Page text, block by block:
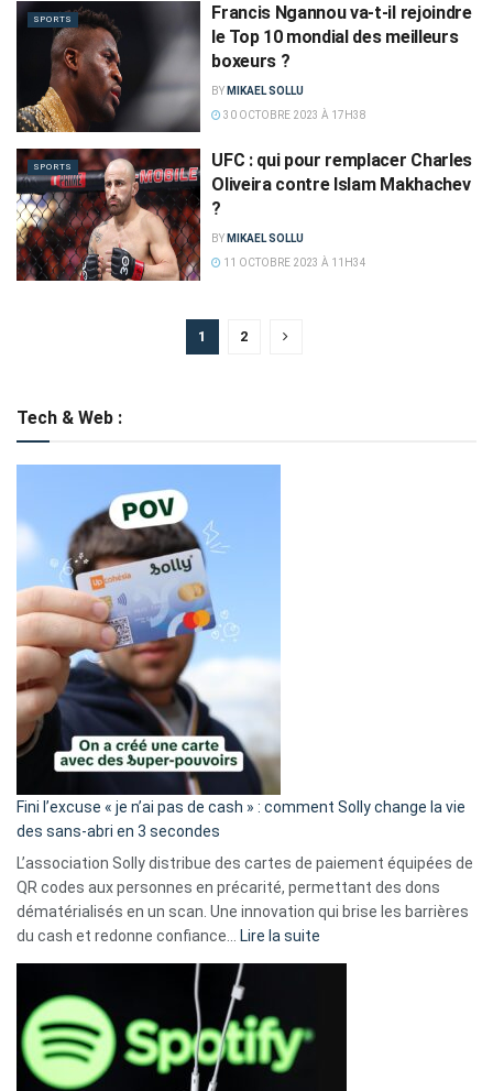
SPORTS
Francis Ngannou va-t-il rejoindre
le Top 10 mondial des meilleurs
boxeurs ?
BY MIKAEL SOLLU
30 OCTOBRE 2023 À 17H38
SPORTS
UFC : qui pour remplacer Charles
Oliveira contre Islam Makhachev
?
BY MIKAEL SOLLU
11 OCTOBRE 2023 À 11H34
1 2
Tech & Web :
Fini l’excuse « je n’ai pas de cash » : comment Solly change la vie
des sans-abri en 3 secondes
L’association Solly distribue des cartes de paiement équipées de
QR codes aux personnes en précarité, permettant des dons
dématérialisés en un scan. Une innovation qui brise les barrières
du cash et redonne confiance…
Lire la suite